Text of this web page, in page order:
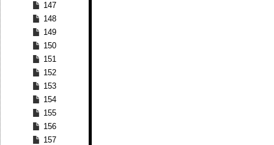
147
148
149
150
151
152
153
154
155
156
157